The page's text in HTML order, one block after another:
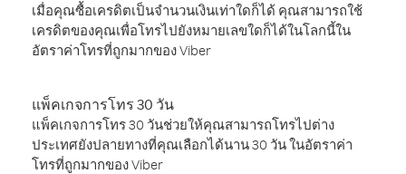
เมื่อคุณซื้อเครดิตเป็นจำนวนเงินเท่าใดก็ได้ คุณสามารถใช้
เครดิตของคุณเพื่อโทรไปยังหมายเลขใดก็ได้ในโลกนี้ใน
อัตราค่าโทรที่ถูกมากของ Viber
แพ็คเกจการโทร 30 วัน
แพ็คเกจการโทร 30 วันช่วยให้คุณสามารถโทรไปต่าง
ประเทศยังปลายทางที่คุณเลือกได้นาน 30 วัน ในอัตราค่า
โทรที่ถูกมากของ Viber